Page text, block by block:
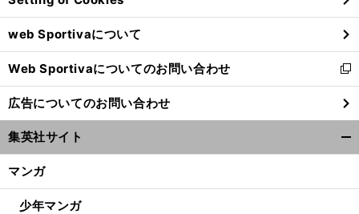
ウ
で
開
く
web Sportivaについて
Web Sportivaについてのお問い合わせ
新
し
い
ウ
ィ
ン
ウ
広告についてのお問い合わせ
集英社サイト
マンガ
少年マンガ